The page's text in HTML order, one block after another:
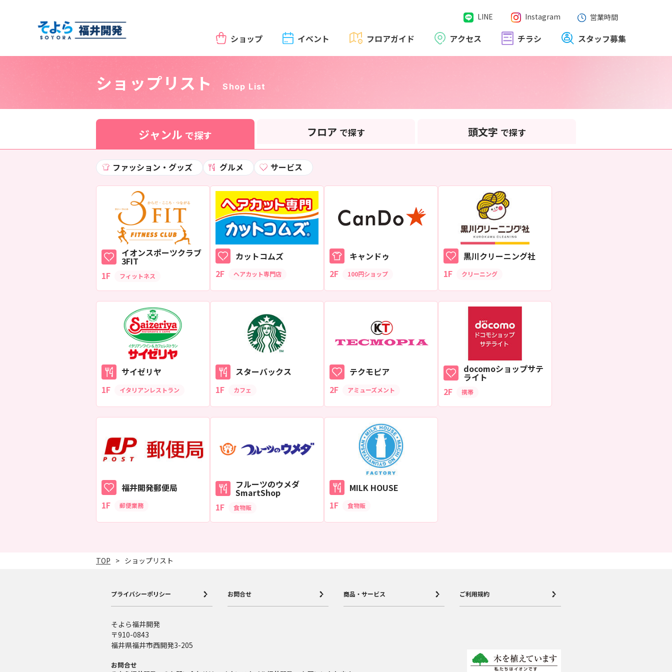
Instagram
LINE 営業時間
ショップ イベント フロアガイド アクセス チラシ スタッフ募集
ショップリスト Shop List
ジャンル で探す フロア で探す 頭文字 で探す
ファッション・グッズ グルメ サービス
イオンスポーツクラブ
3FIT
1F
フィットネス
カットコムズ
2F
ヘアカット専門店
キャンドゥ
2F
100円ショップ
黒川クリーニング社
1F
クリーニング
サイゼリヤ
1F
イタリアンレストラン
スターバックス
1F
カフェ
テクモピア
2F
アミューズメント
docomoショップサテ
ライト
2F
携帯
福井開発郵便局
1F
郵便業務
フルーツのウメダ
SmartShop
1F
食物販
MILK HOUSE
1F
食物販
TOP ショップリスト
プライバシーポリシー お問合せ 商品・サービス ご利用規約
そよら福井開発
〒910-0843
福井県福井市西開発3-205
お問合せ